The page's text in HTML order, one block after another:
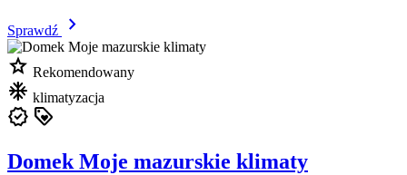
Sprawdź
chevron_right
star Rekomendowany
mode_cool klimatyzacja
verified loyalty
Domek Moje mazurskie klimaty